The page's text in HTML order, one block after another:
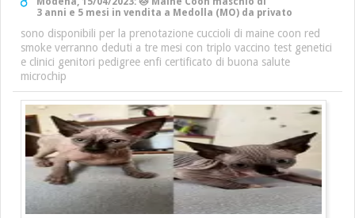
3 anni e 5 mesi in vendita a Medolla (MO) da privato
sono disponibili per la prenotazione cuccioli di maine coon red
smoke verranno deduti a tre mesi con triplo vaccino test genetici
e clinici genitori pedigree enfi certificato di buona salute
microchip